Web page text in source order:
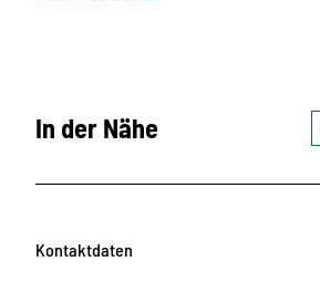
In der Nähe
Kontaktdaten